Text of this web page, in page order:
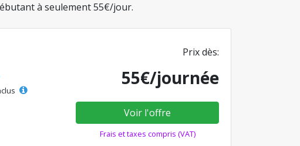
à seulement 55€/jour.
Prix dès:
55€/journée
Voir l'offre
Frais et taxes compris (VAT)